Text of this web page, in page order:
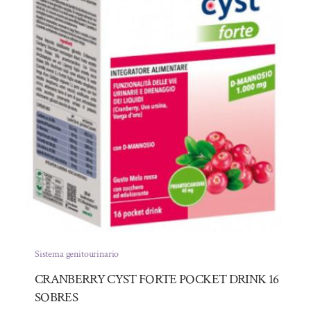
Sistema genitourinario
CRANBERRY CYST FORTE POCKET DRINK 16
SOBRES